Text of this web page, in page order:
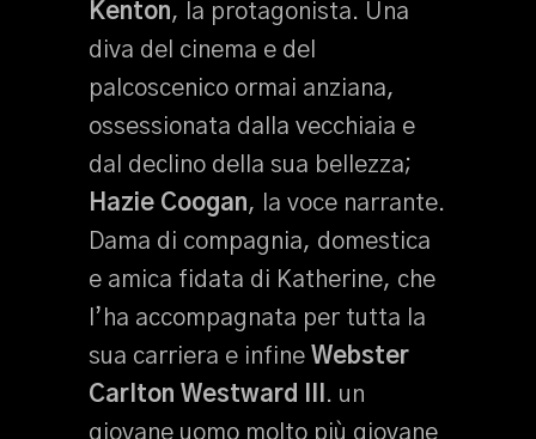
Kenton, la protagonista. Una
diva del cinema e del
palcoscenico ormai anziana,
ossessionata dalla vecchiaia e
dal declino della sua bellezza;
Hazie Coogan, la voce narrante.
Dama di compagnia, domestica
e amica fidata di Katherine, che
l’ha accompagnata per tutta la
sua carriera e infine Webster
Carlton Westward III . un
giovane uomo molto più giovane